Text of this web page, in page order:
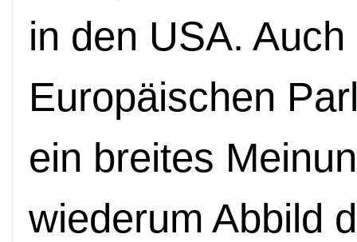
in den USA.
Europäischen
ein breites
wiederum Abbild